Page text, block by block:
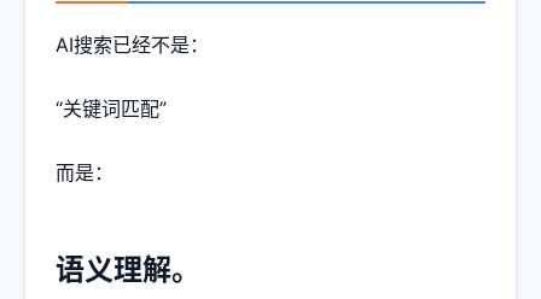
AI搜索已经不是：
“关键词匹配”
而是：
语义理解。